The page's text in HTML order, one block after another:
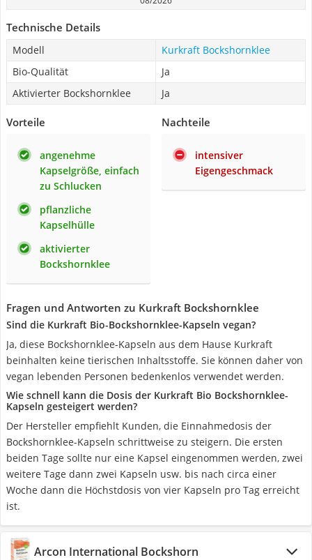
Technische Details
Modell
Kurkraft Bockshornklee
Bio-Qualität
Ja
Aktivierter Bockshornklee
Ja
Vorteile
angenehme
Kapselgröße, einfach
zu Schlucken
pflanzliche
Kapselhülle
aktivierter
Bockshornklee
Nachteile
intensiver
Eigengeschmack
Fragen und Antworten zu Kurkraft Bockshornklee
Sind die Kurkraft Bio-Bockshornklee-Kapseln vegan?
Ja, diese Bockshornklee-Kapseln aus dem Hause Kurkraft
beinhalten keine tierischen Inhaltsstoffe. Sie können daher von
vegan lebenden Personen bedenkenlos verwendet werden.
Wie schnell kann die Dosis der Kurkraft Bio Bockshornklee-
Kapseln gesteigert werden?
Der Hersteller empfiehlt Kunden, die Einnahmedosis der
Bockshornklee-Kapseln schrittweise zu steigern. Die ersten
beiden Tage sollte nur eine Kapsel eingenommen werden, zwei
weitere Tage dann zwei Kapseln usw. bis nach circa einer
Woche dann die Höchstdosis von vier Kapseln pro Tag erreicht
ist.
Arcon International Bockshorn